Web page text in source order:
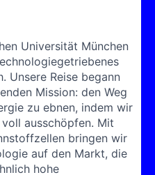
Universität München
Unsere Reise begann
Mission: den Weg
zu ebnen, indem wir
ausschöpfen. Mit
bringen wir
auf den Markt, die
hohe